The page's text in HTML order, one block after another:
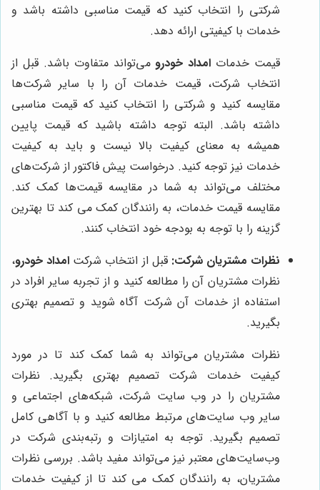
شرکتی را انتخاب کنید که قیمت مناسبی داشته باشد و
خدمات با کیفیتی ارائه دهد.
قیمت خدمات امداد خودرومی‌تواند متفاوت باشد. قبل از
انتخاب شرکت، قیمت خدمات آن را با سایر شرکت‌ها
مقایسه کنید و شرکتی را انتخاب کنید که قیمت مناسبی
داشته باشد. البته توجه داشته باشید که قیمت پایین
همیشه به معنای کیفیت بالا نیست و باید به کیفیت
خدمات نیز توجه کنید. درخواست پیش فاکتور از شرکت‌های
مختلف می‌تواند به شما در مقایسه قیمت‌ها کمک کند.
مقایسه قیمت خدمات، به رانندگان کمک می کند تا بهترین
گزینه را با توجه به بودجه خود انتخاب کنند.
نظرات مشتریان شرکت: قبل از انتخاب شرکت امداد خودرو،
نظرات مشتریان آن را مطالعه کنید و از تجربه سایر افراد در
استفاده از خدمات آن شرکت آگاه شوید و تصمیم بهتری
بگیرید.
نظرات مشتریان می‌تواند به شما کمک کند تا در مورد
کیفیت خدمات شرکت تصمیم بهتری بگیرید. نظرات
مشتریان را در وب سایت شرکت، شبکه‌های اجتماعی و
سایر وب سایت‌های مرتبط مطالعه کنید و با آگاهی کامل
تصمیم بگیرید. توجه به امتیازات و رتبه‌بندی شرکت در
وب‌سایت‌های معتبر نیز می‌تواند مفید باشد. بررسی نظرات
مشتریان، به رانندگان کمک می کند تا از کیفیت خدمات